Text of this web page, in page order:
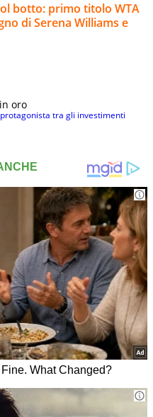
botto: primo titolo WTA
di Serena Williams e
oro
protagonista tra gli investimenti